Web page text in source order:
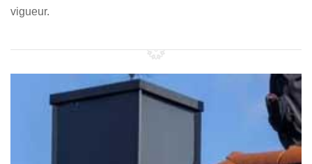
vigueur.